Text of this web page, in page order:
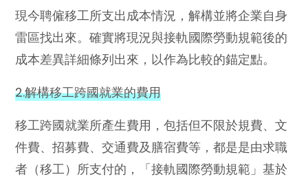
現今聘僱移工所支出成本情況，解構並將企業自身
雷區找出來。確實將現況與接軌國際勞動規範後的
成本差異詳細條列出來，以作為比較的錨定點。
2.解構移工跨國就業的費用
移工跨國就業所產生費用，包括但不限於規費、文
件費、招募費、交通費及膳宿費等，都是是由求職
者（移工）所支付的，「接軌國際勞動規範」基於